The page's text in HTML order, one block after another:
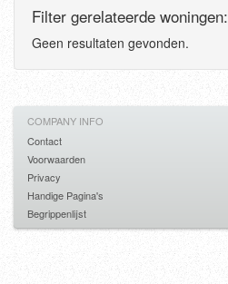
Filter gerelateerde woningen:
Geen resultaten gevonden.
COMPANY INFO
Contact
Voorwaarden
Privacy
Handige Pagina's
Begrippenlijst